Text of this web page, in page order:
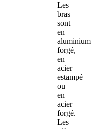
Les
bras
sont
en
aluminium
forgé,
en
acier
estampé
ou
en
acier
forgé.
Les